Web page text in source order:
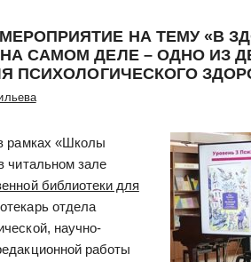
НА ТЕМУ «В
САМОМ ДЕЛЕ – ОДНО ИЗ
ПСИХОЛОГИЧЕСКОГО
рамках «Школы
читальном зале
библиотеки для
отдела
научно-
работы